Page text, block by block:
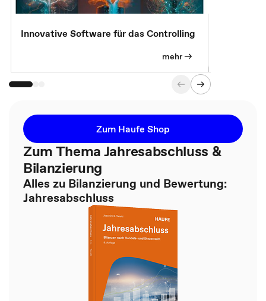
Innovative Software für das Controlling
mehr
Zum Haufe Shop
Zum Thema Jahresabschluss &
Bilanzierung
Alles zu Bilanzierung und Bewertung:
Jahresabschluss